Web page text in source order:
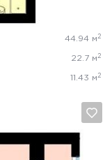
44.94 м 2
22.7 м 2
11.43 м 2